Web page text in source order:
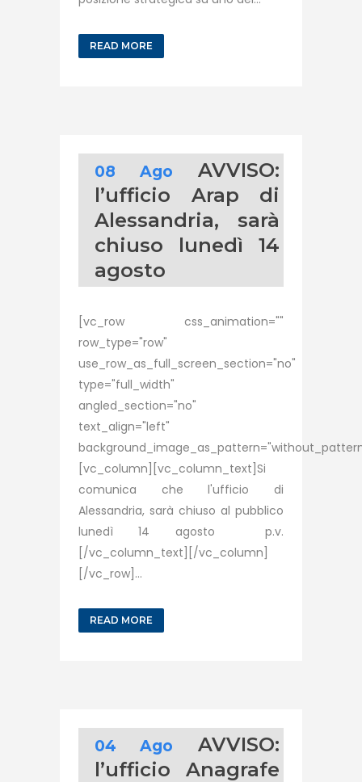
READ MORE
08 Ago
AVVISO:
l’ufficio Arap di
Alessandria, sarà
chiuso lunedì 14
agosto
[vc_row css_animation=""
row_type="row"
use_row_as_full_screen_section="no"
type="full_width"
angled_section="no"
text_align="left"
[vc_column][vc_column_text]Si
comunica che l'ufficio di
Alessandria, sarà chiuso al pubblico
lunedì 14 agosto p.v.
[/vc_column_text][/vc_column]
[/vc_row]...
READ MORE
04 Ago
AVVISO:
l’ufficio Anagrafe